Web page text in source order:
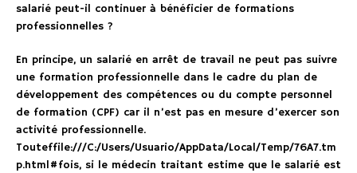
salarié peut-il continuer à bénéficier de formations
professionnelles ?
En principe, un salarié en arrêt de travail ne peut pas suivre
une formation professionnelle dans le cadre du plan de
développement des compétences ou du compte personnel
de formation (CPF) car il n’est pas en mesure d’exercer son
activité professionnelle.
Touteffile:///C:/Users/Usuario/AppData/Local/Temp/76A7.tm
p.html#fois, si le médecin traitant estime que le salarié est